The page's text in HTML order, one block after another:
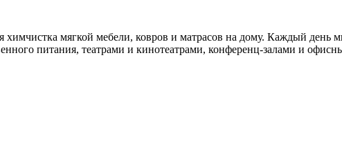
мягкой мебели, ковров и матрасов на дому. Каждый день
питания, театрами и кинотеатрами, конференц-залами и